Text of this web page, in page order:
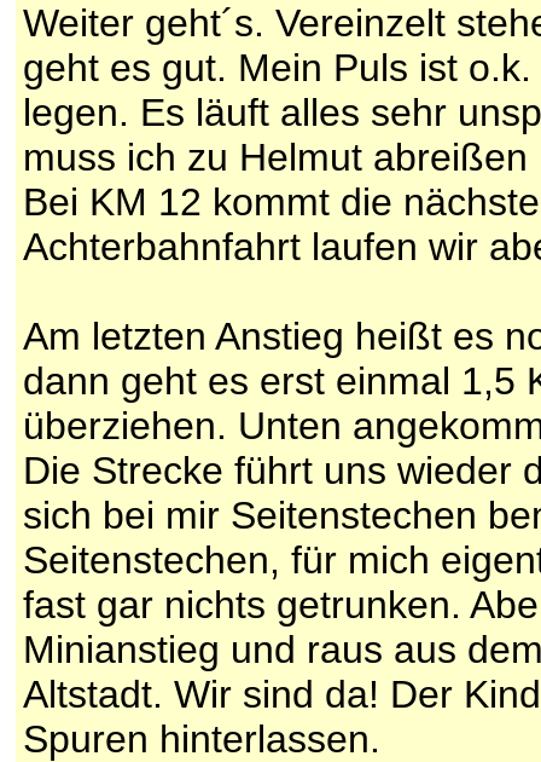
Weiter geht´s. Vereinzelt
geht es gut. Mein Puls ist
legen. Es läuft alles sehr
muss ich zu Helmut
Bei KM 12 kommt die
Achterbahnfahrt laufen wir
Am letzten Anstieg heißt es
dann geht es erst einmal 1,5
überziehen. Unten
Die Strecke führt uns wieder
sich bei mir Seitenstechen
Seitenstechen, für mich
fast gar nichts getrunken.
Minianstieg und raus aus
Altstadt. Wir sind da! Der
Spuren hinterlassen.